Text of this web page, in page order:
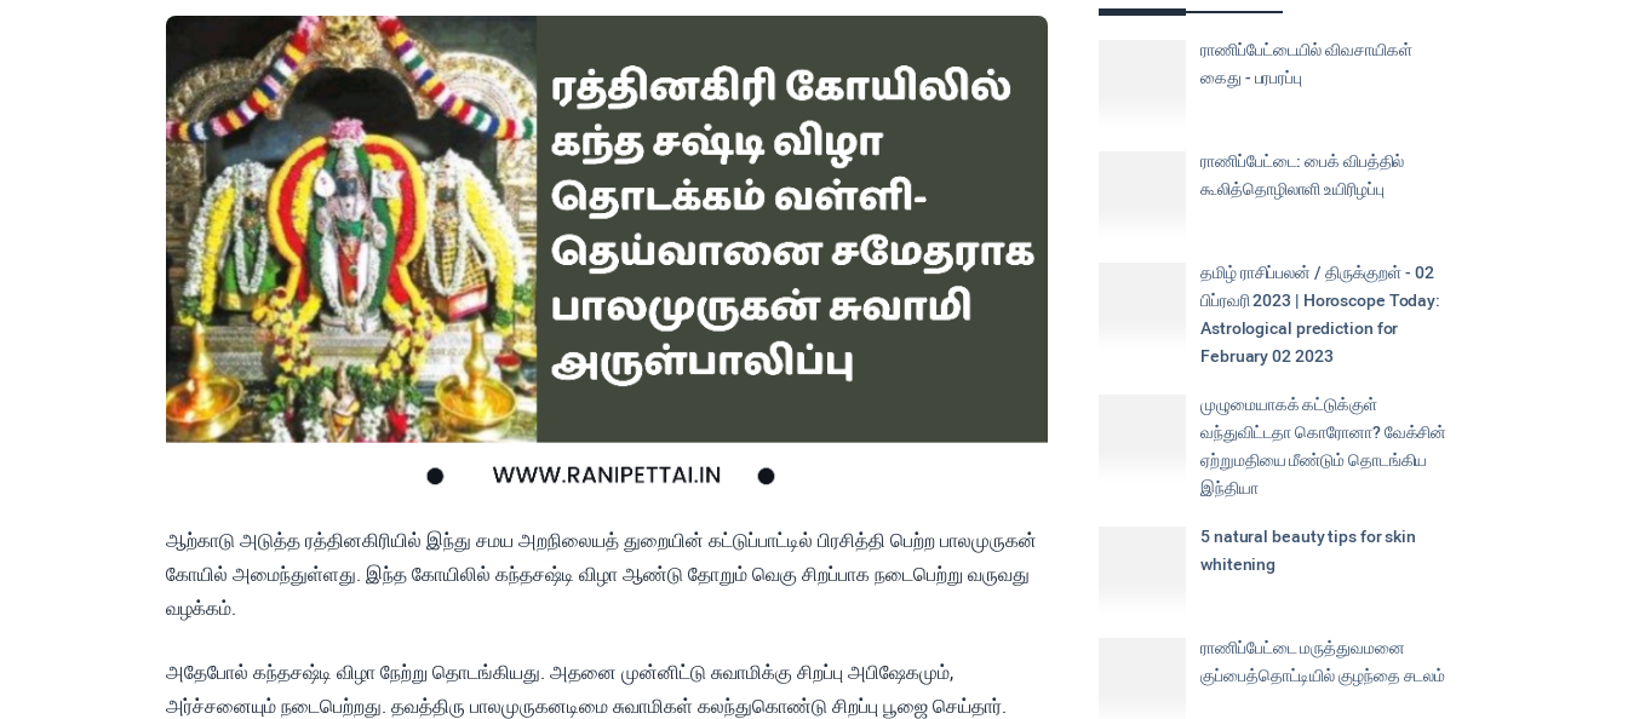
ஆற்காடு அடுத்த ரத்தினகிரியில் இந்து சமய அறநிலையத் துறையின் கட்டுப்பாட்டில் பிரசித்தி பெற்ற பாலமுருகன்
கோயில் அமைந்துள்ளது. இந்த கோயிலில் கந்தசஷ்டி விழா ஆண்டு தோறும் வெகு சிறப்பாக நடைபெற்று வருவது
வழக்கம்.
அதேபோல் கந்தசஷ்டி விழா நேற்று தொடங்கியது. அதனை முன்னிட்டு சுவாமிக்கு சிறப்பு அபிஷேகமும்,
அர்ச்சனையும் நடைபெற்றது. தவத்திரு பாலமுருகனடிமை சுவாமிகள் கலந்துகொண்டு சிறப்பு பூஜை செய்தார்.
ராணிப்பேட்டையில் விவசாயிகள்
கைது - பரபரப்பு
ராணிப்பேட்டை: பைக் விபத்தில்
கூலித்தொழிலாளி உயிரிழப்பு
தமிழ் ராசிப்பலன் / திருக்குறள் - 02
பிப்ரவரி 2023 | Horoscope Today:
Astrological prediction for
February 02 2023
முழுமையாகக் கட்டுக்குள்
வந்துவிட்டதா கொரோனா? வேக்சின்
ஏற்றுமதியை மீண்டும் தொடங்கிய
இந்தியா
5 natural beauty tips for skin
whitening
ராணிப்பேட்டை மருத்துவமனை
குப்பைத்தொட்டியில் குழந்தை சடலம்